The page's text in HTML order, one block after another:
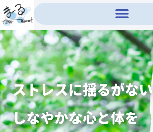
内
容
を
ス
キ
ッ
プ ストレスに揺るがない
しなやかな心と体を